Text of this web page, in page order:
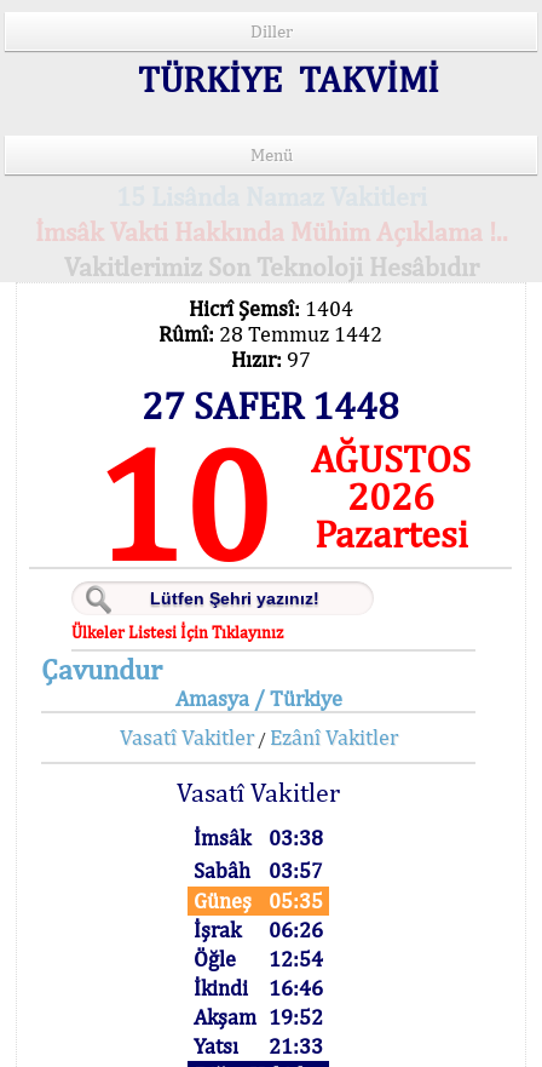
Diller
TÜRKİYE TAKVİMİ
Menü
İmsâk Vakti Hakkında Mühim Açıklama !..
Vakitlerimiz Son Teknoloji Hesâbıdır
Hicrî Şemsî: 1404
Rûmî: 28 Temmuz 1442
Hızır: 97
27 SAFER 1448
10
AĞUSTOS
2026
Pazartesi
Ülkeler Listesi İçin Tıklayınız
Çavundur
Amasya / Türkiye
Vasatî Vakitler/ Ezânî Vakitler
Vasatî Vakitler
İmsâk
03:38
Sabâh
03:57
Güneş
05:35
İşrak
06:26
Öğle
12:54
İkindi
16:46
Akşam 19:52
Yatsı
21:33